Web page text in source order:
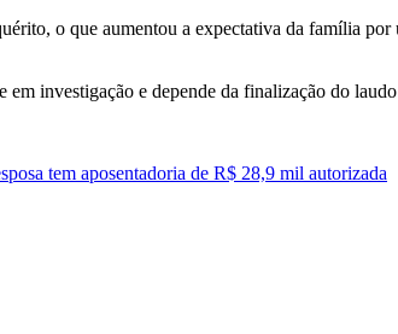
o que aumentou a expectativa da família
investigação e depende da finalização do
tem aposentadoria de R$ 28,9 mil autorizada